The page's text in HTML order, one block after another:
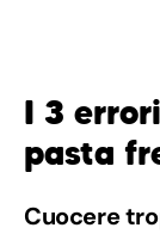
I 3
pasta
Cuocere